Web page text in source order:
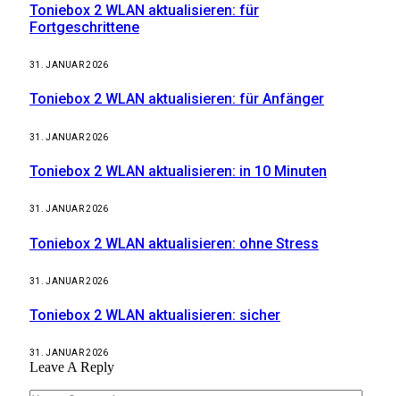
Toniebox 2 WLAN aktualisieren: für
Fortgeschrittene
31. JANUAR 2026
Toniebox 2 WLAN aktualisieren: für Anfänger
31. JANUAR 2026
Toniebox 2 WLAN aktualisieren: in 10 Minuten
31. JANUAR 2026
Toniebox 2 WLAN aktualisieren: ohne Stress
31. JANUAR 2026
Toniebox 2 WLAN aktualisieren: sicher
31. JANUAR 2026
Leave A Reply